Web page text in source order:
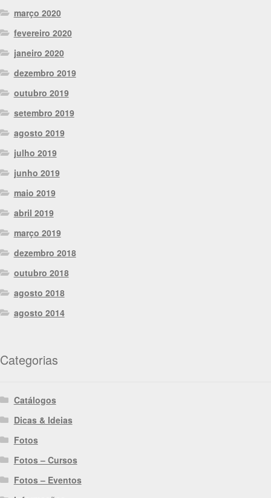
março 2020
fevereiro 2020
janeiro 2020
dezembro 2019
outubro 2019
setembro 2019
agosto 2019
julho 2019
junho 2019
maio 2019
abril 2019
março 2019
dezembro 2018
outubro 2018
agosto 2018
agosto 2014
Categorias
Catálogos
Dicas & Ideias
Fotos
Fotos – Cursos
Fotos – Eventos